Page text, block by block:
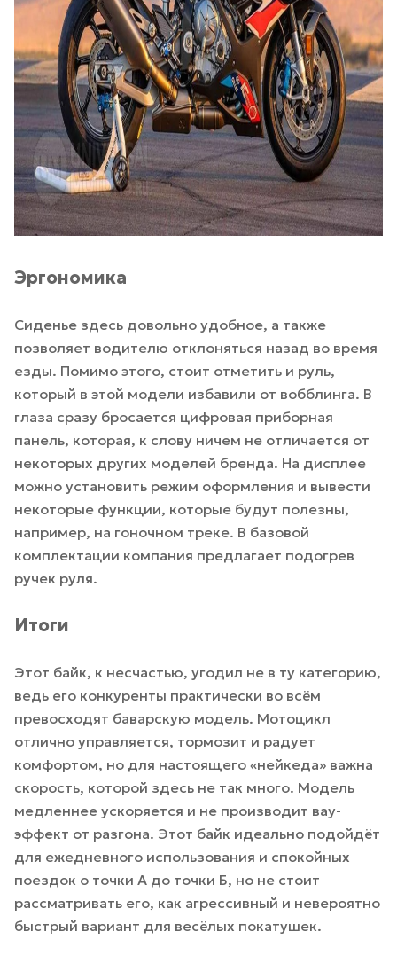
Эргономика
Сиденье здесь довольно удобное, а также
позволяет водителю отклоняться назад во время
езды. Помимо этого, стоит отметить и руль,
который в этой модели избавили от вобблинга. В
глаза сразу бросается цифровая приборная
панель, которая, к слову ничем не отличается от
некоторых других моделей бренда. На дисплее
можно установить режим оформления и вывести
некоторые функции, которые будут полезны,
например, на гоночном треке. В базовой
комплектации компания предлагает подогрев
ручек руля.
Итоги
Этот байк, к несчастью, угодил не в ту категорию,
ведь его конкуренты практически во всём
превосходят баварскую модель. Мотоцикл
отлично управляется, тормозит и радует
комфортом, но для настоящего «нейкеда» важна
скорость, которой здесь не так много. Модель
медленнее ускоряется и не производит вау-
эффект от разгона. Этот байк идеально подойдёт
для ежедневного использования и спокойных
поездок о точки А до точки Б, но не стоит
рассматривать его, как агрессивный и невероятно
быстрый вариант для весёлых покатушек.